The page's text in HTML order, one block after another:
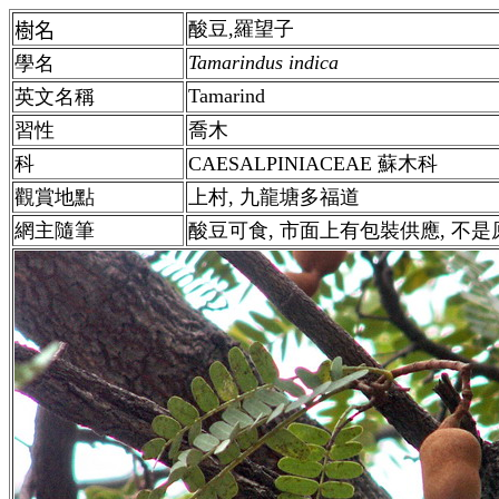
樹名
酸豆,羅望子
學名
Tamarindus indica
英文名稱
Tamarind
習性
喬木
科
CAESALPINIACEAE 蘇木科
觀賞地點
上村, 九龍塘多福道
網主隨筆
酸豆可食, 市面上有包裝供應, 不是